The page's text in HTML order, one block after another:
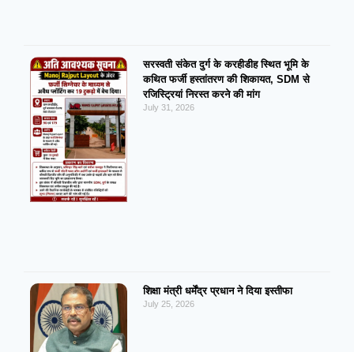
सरस्वती संकेत दुर्ग के करहीडीह स्थित भूमि के
कथित फर्जी हस्तांतरण की शिकायत, SDM से
रजिस्ट्रियां निरस्त करने की मांग
July 31, 2026
शिक्षा मंत्री धर्मेंद्र प्रधान ने दिया इस्तीफा
July 25, 2026